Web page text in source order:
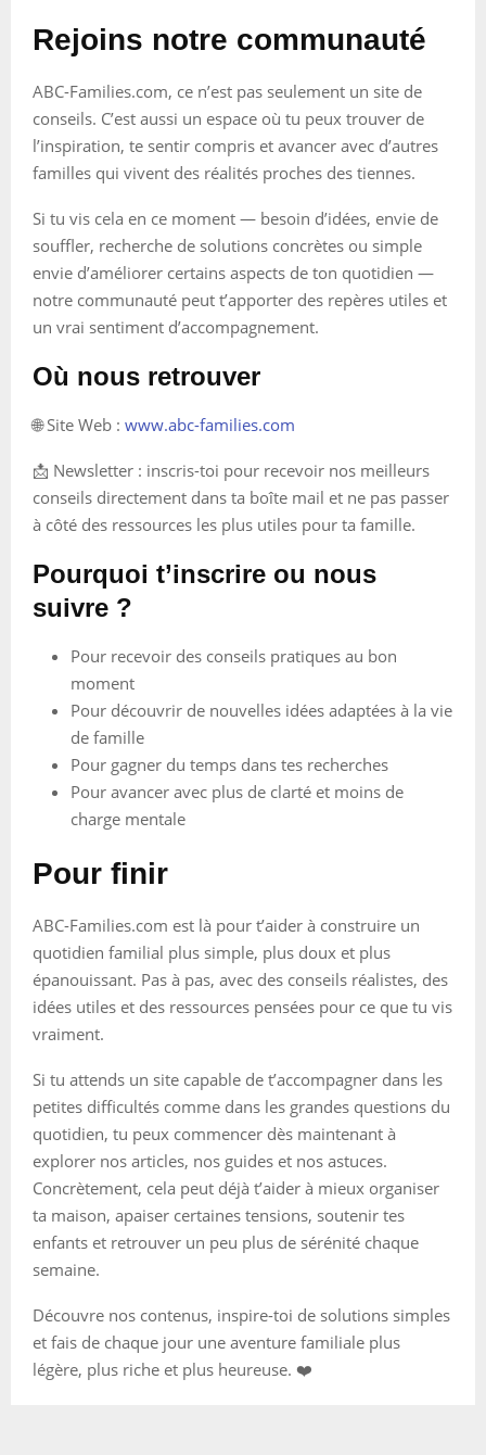
Rejoins notre communauté
ABC-Families.com, ce n’est pas seulement un site de
conseils. C’est aussi un espace où tu peux trouver de
l’inspiration, te sentir compris et avancer avec d’autres
familles qui vivent des réalités proches des tiennes.
Si tu vis cela en ce moment — besoin d’idées, envie de
souffler, recherche de solutions concrètes ou simple
envie d’améliorer certains aspects de ton quotidien —
notre communauté peut t’apporter des repères utiles et
un vrai sentiment d’accompagnement.
Où nous retrouver
🌐 Site Web : www.abc-families.com
📩 Newsletter : inscris-toi pour recevoir nos meilleurs
conseils directement dans ta boîte mail et ne pas passer
à côté des ressources les plus utiles pour ta famille.
Pourquoi t’inscrire ou nous
suivre ?
Pour recevoir des conseils pratiques au bon
moment
Pour découvrir de nouvelles idées adaptées à la vie
de famille
Pour gagner du temps dans tes recherches
Pour avancer avec plus de clarté et moins de
charge mentale
Pour finir
ABC-Families.com est là pour t’aider à construire un
quotidien familial plus simple, plus doux et plus
épanouissant. Pas à pas, avec des conseils réalistes, des
idées utiles et des ressources pensées pour ce que tu vis
vraiment.
Si tu attends un site capable de t’accompagner dans les
petites difficultés comme dans les grandes questions du
quotidien, tu peux commencer dès maintenant à
explorer nos articles, nos guides et nos astuces.
Concrètement, cela peut déjà t’aider à mieux organiser
ta maison, apaiser certaines tensions, soutenir tes
enfants et retrouver un peu plus de sérénité chaque
semaine.
Découvre nos contenus, inspire-toi de solutions simples
et fais de chaque jour une aventure familiale plus
légère, plus riche et plus heureuse. ❤️